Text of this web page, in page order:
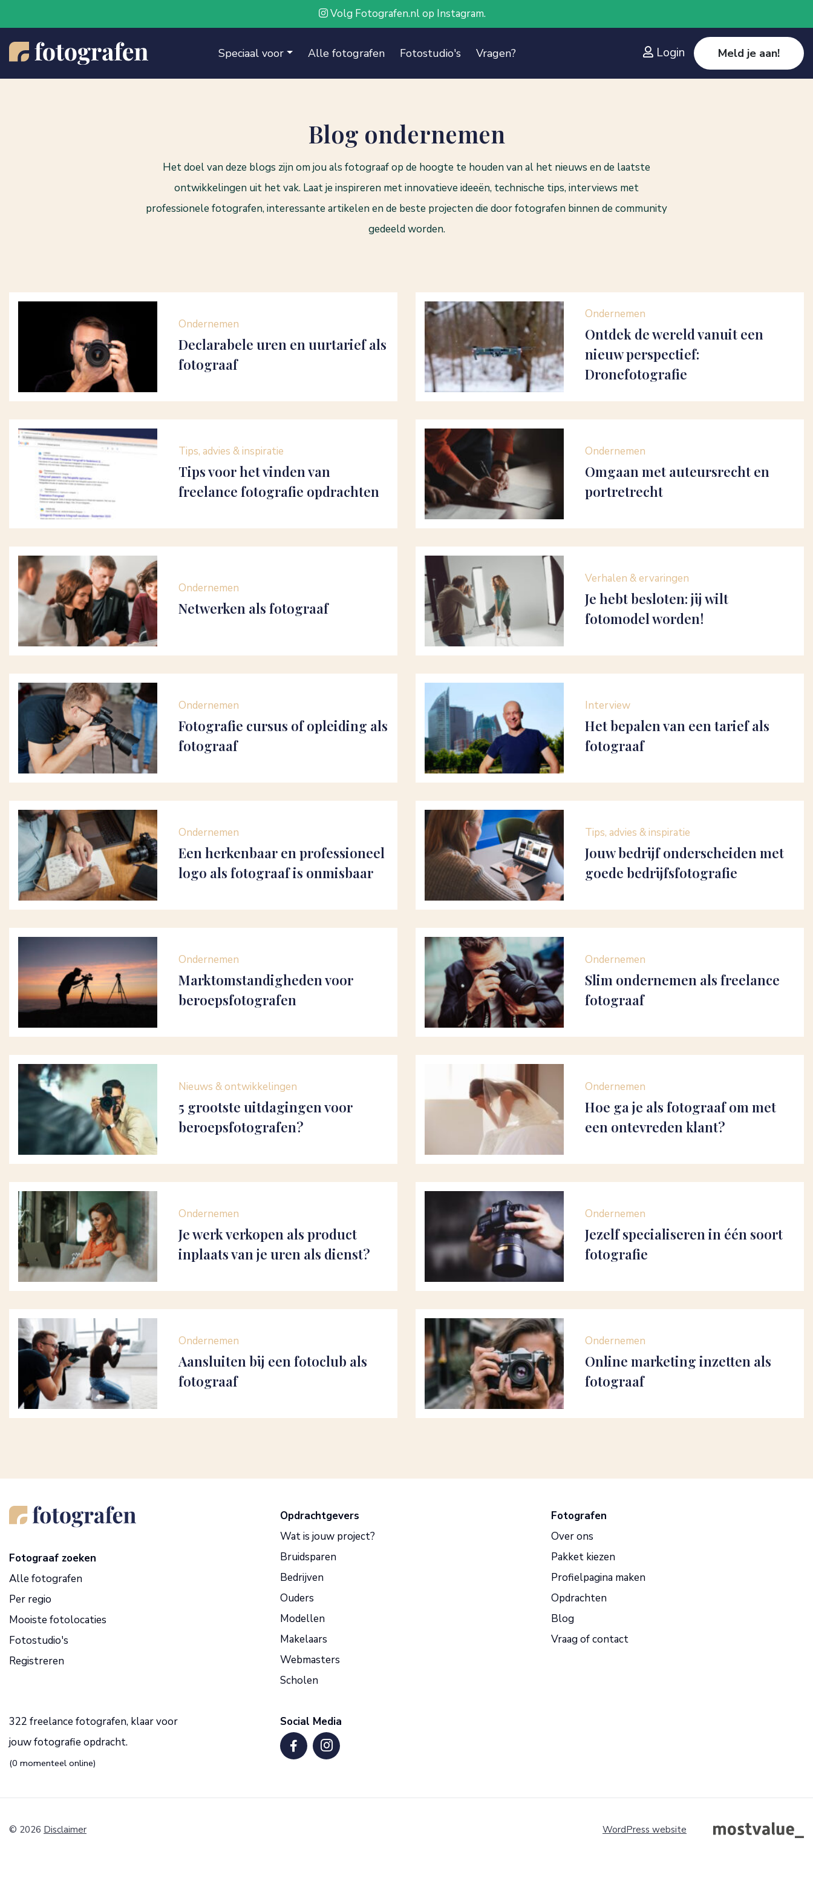
Volg Fotografen.nl op Instagram.
Speciaal voor Alle fotografen Fotostudio's Vragen? Login Meld je aan!
Blog ondernemen
Het doel van deze blogs zijn om jou als fotograaf op de hoogte te houden van al het nieuws en de laatste
ontwikkelingen uit het vak. Laat je inspireren met innovatieve ideeën, technische tips, interviews met
professionele fotografen, interessante artikelen en de beste projecten die door fotografen binnen de community
gedeeld worden.
Ondernemen
Declarabele uren en uurtarief als
fotograaf
Ondernemen
Ontdek de wereld vanuit een
nieuw perspectief:
Dronefotografie
Tips, advies & inspiratie
Tips voor het vinden van
freelance fotografie opdrachten
Ondernemen
Omgaan met auteursrecht en
portretrecht
Ondernemen
Netwerken als fotograaf
Verhalen & ervaringen
Je hebt besloten: jij wilt
fotomodel worden!
Ondernemen
Fotografie cursus of opleiding als
fotograaf
Interview
Het bepalen van een tarief als
fotograaf
Ondernemen
Een herkenbaar en professioneel
logo als fotograaf is onmisbaar
Tips, advies & inspiratie
Jouw bedrijf onderscheiden met
goede bedrijfsfotografie
Ondernemen
Marktomstandigheden voor
beroepsfotografen
Ondernemen
Slim ondernemen als freelance
fotograaf
Nieuws & ontwikkelingen
5 grootste uitdagingen voor
beroepsfotografen?
Ondernemen
Hoe ga je als fotograaf om met
een ontevreden klant?
Ondernemen
Je werk verkopen als product
inplaats van je uren als dienst?
Ondernemen
Jezelf specialiseren in één soort
fotografie
Ondernemen
Aansluiten bij een fotoclub als
fotograaf
Ondernemen
Online marketing inzetten als
fotograaf
Fotograaf zoeken
Alle fotografen
Per regio
Mooiste fotolocaties
Fotostudio's
Registreren
Opdrachtgevers
Wat is jouw project?
Bruidsparen
Bedrijven
Ouders
Modellen
Makelaars
Webmasters
Scholen
Fotografen
Over ons
Pakket kiezen
Profielpagina maken
Opdrachten
Blog
Vraag of contact
322 freelance fotografen, klaar voor
jouw fotografie opdracht.
(0 momenteel online)
Social Media
© 2026 Disclaimer WordPress website